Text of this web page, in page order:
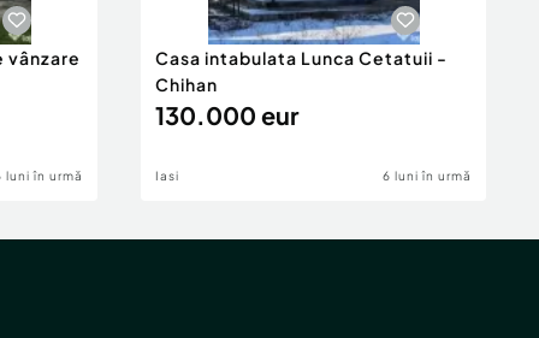
vânzare
luni în urmă
Casa intabulata Lunca Cetatuii -
Chihan
130.000 eur
Iasi 6 luni în urmă